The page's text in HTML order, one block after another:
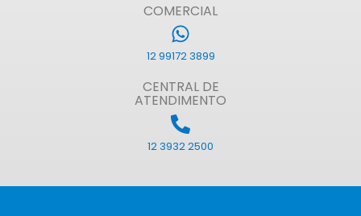
COMERCIAL
12 99172 3899
CENTRAL DE
ATENDIMENTO
12 3932 2500